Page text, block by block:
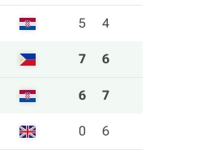
5 4
7 6
6 7
0 6